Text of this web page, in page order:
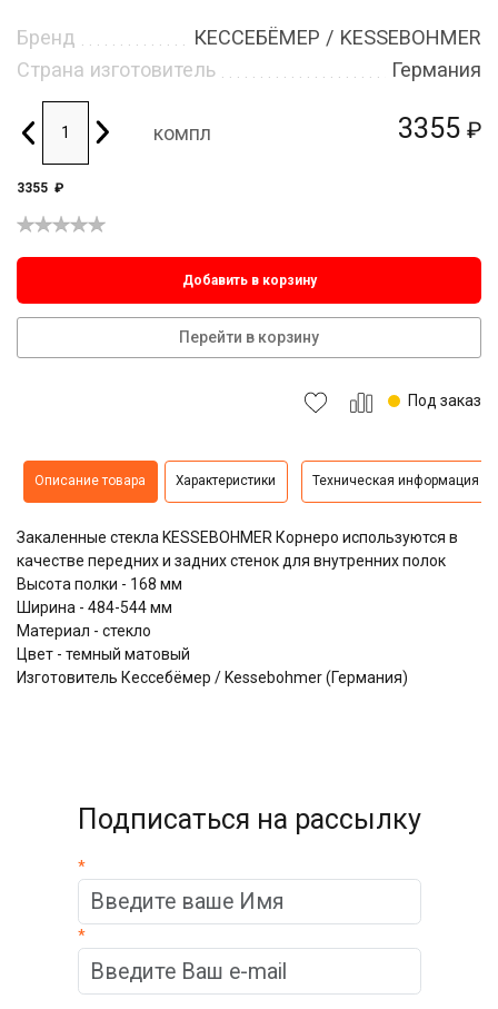
3355 ₽
Бренд
КЕССЕБЁМЕР / KESSEBOHMER
Страна изготовитель
Германия
компл
3355 ₽
Добавить в корзину
Перейти в корзину
Под заказ
Описание товара Характеристики Техническая информация
Закаленные стекла KESSEBOHMER Корнеро используются в
качестве передних и задних стенок для внутренних полок
Высота полки - 168 мм
Ширина - 484-544 мм
Материал - стекло
Цвет - темный матовый
Изготовитель Кессебёмер / Kessebohmer (Германия)
Подписаться на рассылку
*
*